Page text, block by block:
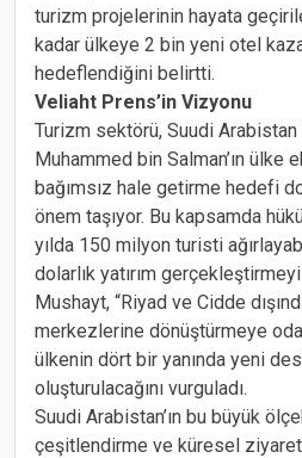
turizm projelerinin hayata
kadar ülkeye 2 bin yeni otel
hedeflendiğini belirtti.
Veliaht Prens’in Vizyonu
Turizm sektörü, Suudi
Muhammed bin Salman’ın
bağımsız hale getirme hedefi
önem taşıyor. Bu kapsamda
yılda 150 milyon turisti
dolarlık yatırım gerçekleştirmeyi
Mushayt, “Riyad ve Cidde
merkezlerine dönüştürmeye
ülkenin dört bir yanında yeni
oluşturulacağını vurguladı.
Suudi Arabistan’ın bu büyük
çeşitlendirme ve küresel